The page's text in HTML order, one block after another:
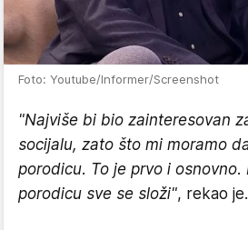
Foto: Youtube/Informer/Screenshot
"Najviše bi bio zainteresovan
socijalu, zato što mi moramo
porodicu. To je prvo i osnovno.
porodicu sve se složi", rekao je.